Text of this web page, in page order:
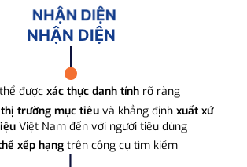
NHẬN DIỆN
được xác thực danh tính rõ ràng
thị trường mục tiêuvà khẳng định xuất xứ
Việt Nam đến với người tiêu dùng
xếp hạng trên công cụ tìm kiếm